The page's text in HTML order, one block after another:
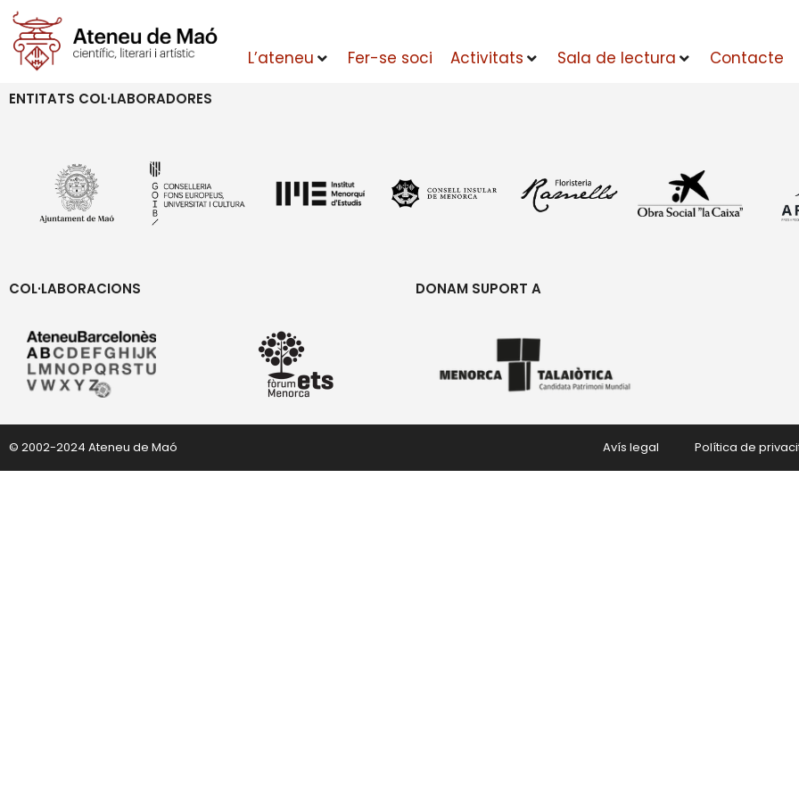
L’ateneu Fer-se soci Activitats Sala de lectura Contacte
ENTITATS COL·LABORADORES
COL·LABORACIONS DONAM SUPORT A
© 2002-2024 Ateneu de Maó Avís legal Política de